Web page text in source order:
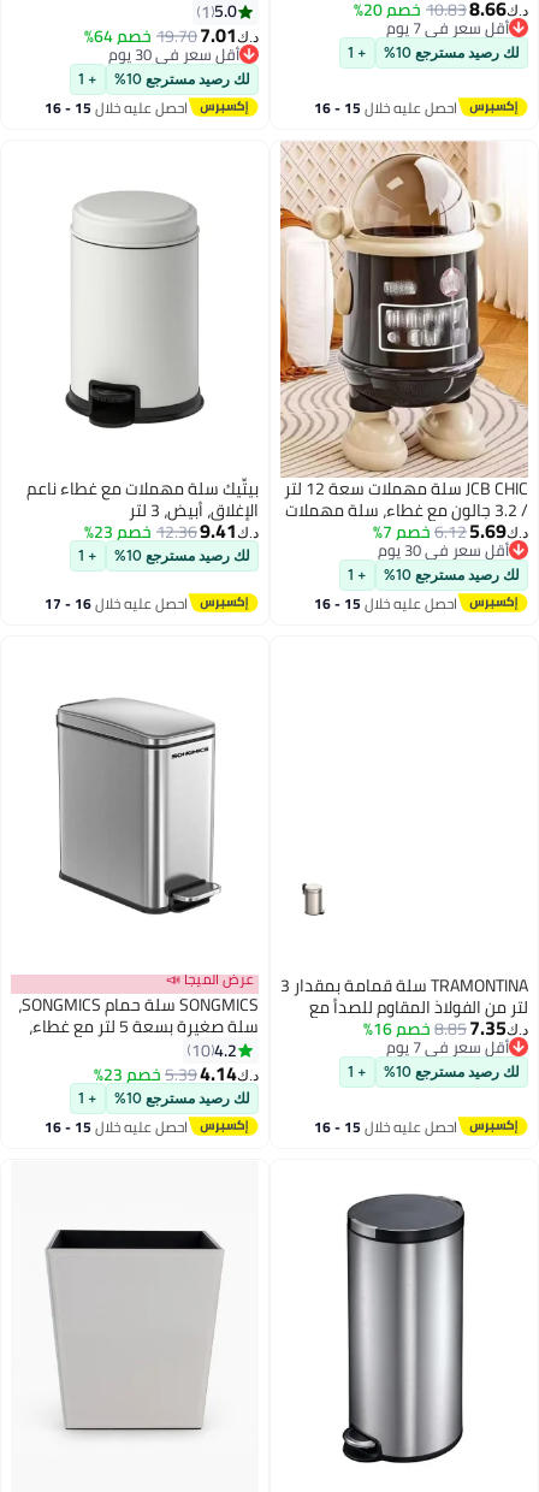
لترات مع تشطيب مصقول ودلو
داخلي قابل للإزالة
د.ك‏8.66
10.83خصم 20%
أقل سعر في 7 يوم
أقل سعر في 7 يوم
لك رصيد مسترجع 10% + 1
احصل عليه خلال 15 - 16
اغسطس
تعمل باللمس مع غطاء، سلة
مهملات بلاستيكية كهربائية ذكية
ضيقة (غرفة المعيشة، غرفة النوم،
المكتب، المطبخ)، أبيض
5.0
1
د.ك‏7.01
19.70خصم 64%
أقل سعر في 30 يوم
أقل سعر في 30 يوم
لك رصيد مسترجع 10% + 1
احصل عليه خلال 15 - 16
اغسطس
JCB CHIC سلة مهملات سعة 12 لتر
/ 3.2 جالون مع غطاء، سلة مهملات
لطيفة، سلة مهملات بلاستيكية مع
غطاء متأرجح، سلة مهملات
Spaceman لغرفة النوم، غرفة النوم
الجماعية، غرفة المعيشة
د.ك‏5.69
6.12خصم 7%
أقل سعر في 30 يوم
أقل سعر في 30 يوم
لك رصيد مسترجع 10% + 1
احصل عليه خلال 15 - 16
بيتِّيك سلة مهملات مع غطاء ناعم
الإغلاق، أبيض، 3 لتر
د.ك‏9.41
12.36خصم 23%
لك رصيد مسترجع 10% + 1
احصل عليه خلال 16 - 17
TRAMONTINA سلة قمامة بمقدار 3
لتر من الفولاذ المقاوم للصدأ مع
دواسة وتشطيب مصقول ودلو
داخلي قابل للإزالة
د.ك‏7.35
8.85خصم 16%
أقل سعر في 7 يوم
أقل سعر في 7 يوم
لك رصيد مسترجع 10% + 1
احصل عليه خلال 15 - 16
عرض الميجا 📣
SONGMICS سلة حمام SONGMICS،
سلة صغيرة بسعة 5 لتر مع غطاء،
سلة مرحاض بدواسة، نحيفة
للمساحات الصغيرة، فولاذ، إغلاق
ناعم، فضي
4.2
10
د.ك‏4.14
5.39خصم 23%
لك رصيد مسترجع 10% + 1
احصل عليه خلال 15 - 16